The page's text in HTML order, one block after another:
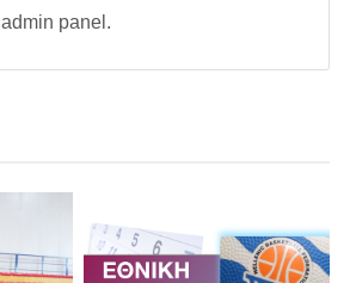
admin panel.